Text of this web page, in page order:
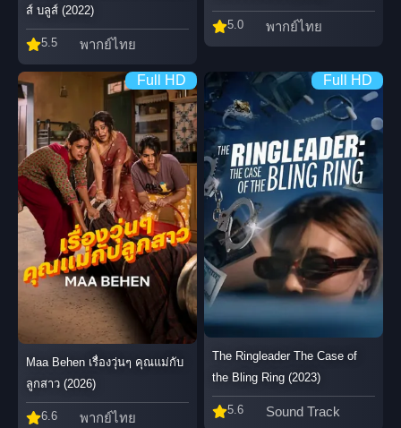
ส์ บลูส์ (2022)
5.5 พากย์ไทย
5.0 พากย์ไทย
Full HD
Maa Behen เรื่องวุ่นๆ คุณแม่กับ
ลูกสาว (2026)
6.6 พากย์ไทย
Full HD
The Ringleader The Case of
the Bling Ring (2023)
5.6 Sound Track